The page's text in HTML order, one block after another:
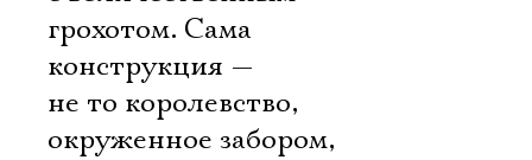
грохотом. Сама
конструкция —
не то королевство,
окруженное забором,